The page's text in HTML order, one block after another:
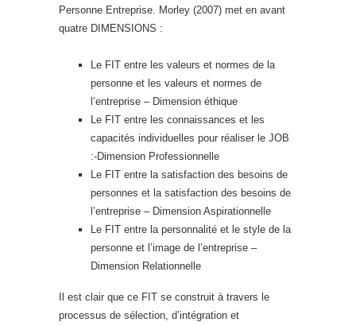
Personne Entreprise. Morley (2007) met en avant
quatre DIMENSIONS :
Le FIT entre les valeurs et normes de la
personne et les valeurs et normes de
l’entreprise – Dimension éthique
Le FIT entre les connaissances et les
capacités individuelles pour réaliser le JOB
:-Dimension Professionnelle
Le FIT entre la satisfaction des besoins de
personnes et la satisfaction des besoins de
l’entreprise – Dimension Aspirationnelle
Le FIT entre la personnalité et le style de la
personne et l’image de l’entreprise –
Dimension Relationnelle
Il est clair que ce FIT se construit à travers le
processus de sélection, d’intégration et